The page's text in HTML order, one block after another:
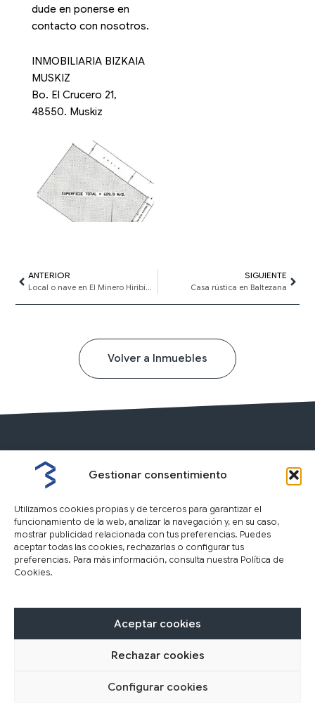
Gestionar consentimiento
Utilizamos cookies propias y de terceros para garantizar el
funcionamiento de la web, analizar la navegación y, en su caso,
mostrar publicidad relacionada con tus preferencias. Puedes
aceptar todas las cookies, rechazarlas o configurar tus
preferencias. Para más información, consulta nuestra Política de
Cookies.
Aceptar cookies
Rechazar cookies
Configurar cookies
dude en ponerse en
contacto con nosotros.
INMOBILIARIA BIZKAIA
MUSKIZ
Bo. El Crucero 21,
48550. Muskiz
AntANTERIOR
Local o nave en El Minero Hiribidea
SIGUIENTE
Casa rústica en Baltezana
Volver a Inmuebles
a
I
n
s
a
Y
o
u
u
i
Copyright © 2026 | Inmobiliaria Bizkaia